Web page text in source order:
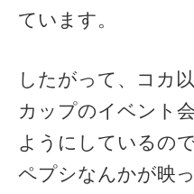
ています。
したがって、コカ
カップのイベント
ようにしているの
ペプシなんかが映